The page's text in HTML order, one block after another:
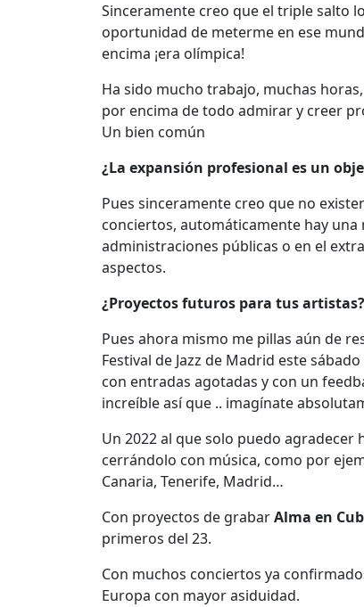
Sinceramente creo que el triple salto
oportunidad de meterme en ese
encima ¡era olímpica!
Ha sido mucho trabajo, muchas
por encima de todo admirar y creer
Un bien común
¿La expansión profesional es un
Pues sinceramente creo que no
conciertos, automáticamente hay
administraciones públicas o en el
aspectos.
¿Proyectos futuros para tus artistas?
Pues ahora mismo me pillas aún de
Festival de Jazz de Madrid este
con entradas agotadas y con un
increíble así que .. imagínate
Un 2022 al que solo puedo
cerrándolo con música, como por
Canaria, Tenerife, Madrid…
Con proyectos de grabarAlma en
primeros del 23.
Con muchos conciertos ya
Europa con mayor asiduidad.